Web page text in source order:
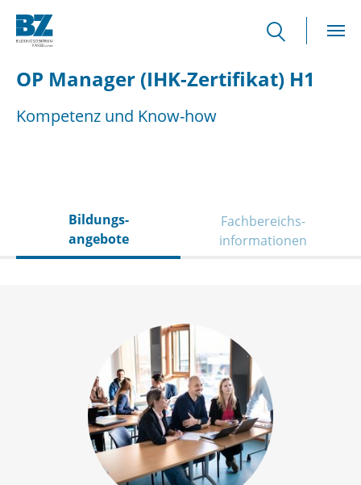
OP Manager (IHK-Zertifikat) H1
Kompetenz und Know-how
Bildungs­
angebote
Fachbereichs­
informationen